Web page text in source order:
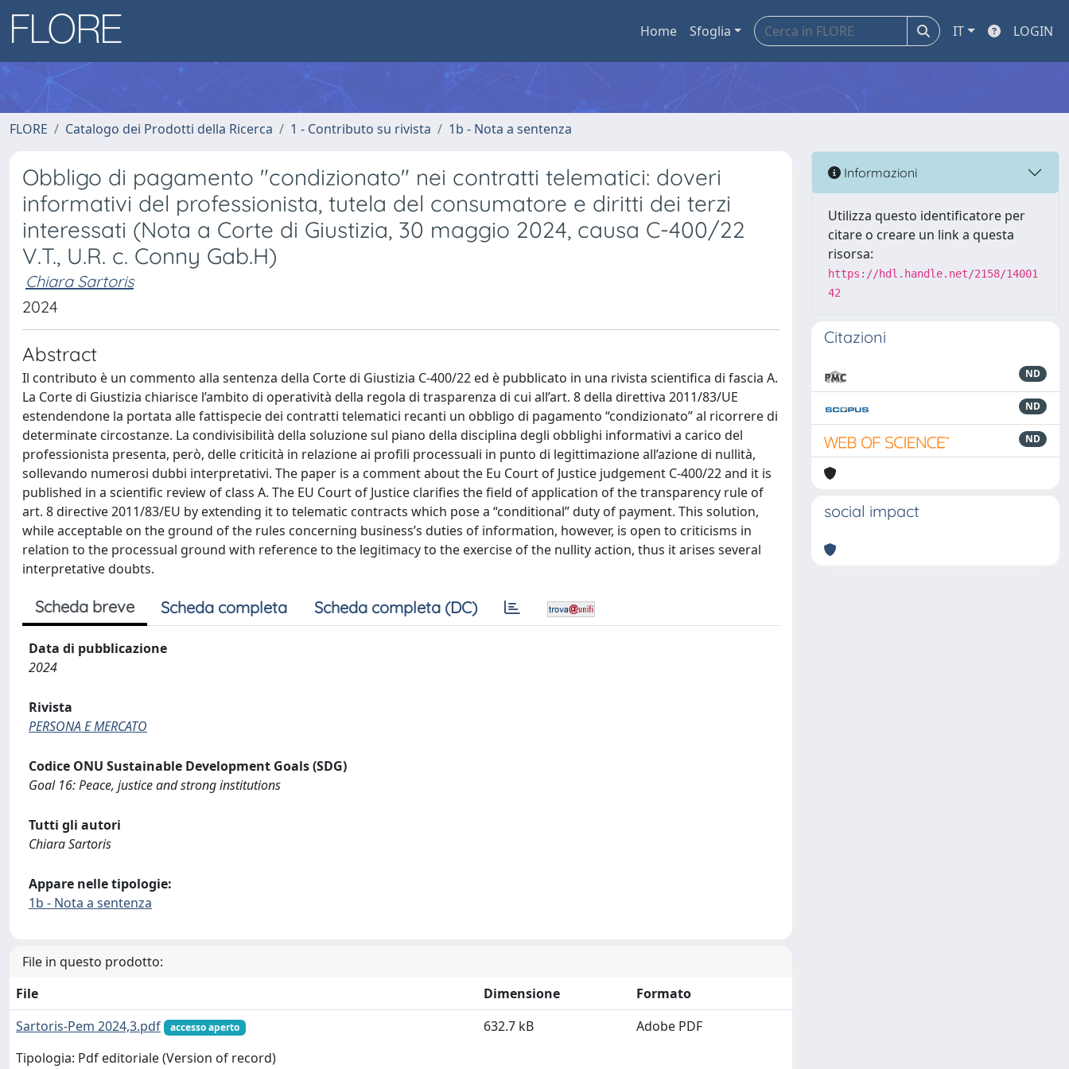
Home Sfoglia IT LOGIN
FLORE Catalogo dei Prodotti della Ricerca 1 - Contributo su rivista 1b - Nota a sentenza
Obbligo di pagamento "condizionato" nei contratti telematici: doveri
informativi del professionista, tutela del consumatore e diritti dei terzi
interessati (Nota a Corte di Giustizia, 30 maggio 2024, causa C-400/22
V.T., U.R. c. Conny Gab.H)
Chiara Sartoris
2024
Abstract
Il contributo è un commento alla sentenza della Corte di Giustizia C-400/22 ed è pubblicato in una rivista scientifica di fascia A.
La Corte di Giustizia chiarisce l’ambito di operatività della regola di trasparenza di cui all’art. 8 della direttiva 2011/83/UE
estendendone la portata alle fattispecie dei contratti telematici recanti un obbligo di pagamento “condizionato” al ricorrere di
determinate circostanze. La condivisibilità della soluzione sul piano della disciplina degli obblighi informativi a carico del
professionista presenta, però, delle criticità in relazione ai profili processuali in punto di legittimazione all’azione di nullità,
sollevando numerosi dubbi interpretativi. The paper is a comment about the Eu Court of Justice judgement C-400/22 and it is
published in a scientific review of class A. The EU Court of Justice clarifies the field of application of the transparency rule of
art. 8 directive 2011/83/EU by extending it to telematic contracts which pose a “conditional” duty of payment. This solution,
while acceptable on the ground of the rules concerning business’s duties of information, however, is open to criticisms in
relation to the processual ground with reference to the legitimacy to the exercise of the nullity action, thus it arises several
interpretative doubts.
Scheda breve Scheda completa Scheda completa (DC)
Data di pubblicazione
2024
Rivista
PERSONA E MERCATO
Codice ONU Sustainable Development Goals (SDG)
Goal 16: Peace, justice and strong institutions
Tutti gli autori
Chiara Sartoris
Appare nelle tipologie:
1b - Nota a sentenza
File in questo prodotto:
File
Dimensione
Formato
Sartoris-Pem 2024,3.pdf
accesso aperto
Tipologia: Pdf editoriale (Version of record)
632.7 kB Adobe PDF
Informazioni
Utilizza questo identificatore per
citare o creare un link a questa
risorsa:
https://hdl.handle.net/2158/14001
42
Citazioni
ND
ND
ND
social impact